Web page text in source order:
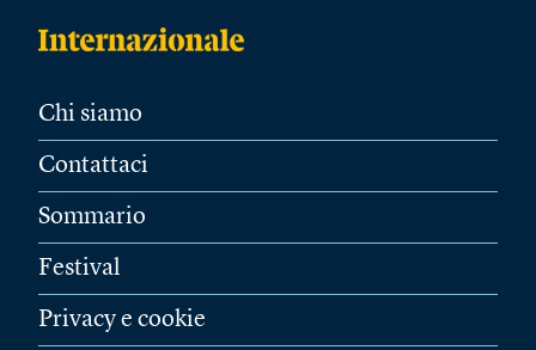
Chi siamo
Contattaci
Sommario
Festival
Privacy e cookie